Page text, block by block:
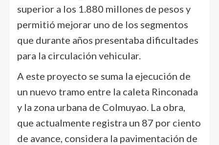
superior a los 1.880 millones de pesos y
permitió mejorar uno de los segmentos
que durante años presentaba dificultades
para la circulación vehicular.
A este proyecto se suma la ejecución de
un nuevo tramo entre la caleta Rinconada
y la zona urbana de Colmuyao. La obra,
que actualmente registra un 87 por ciento
de avance, considera la pavimentación de